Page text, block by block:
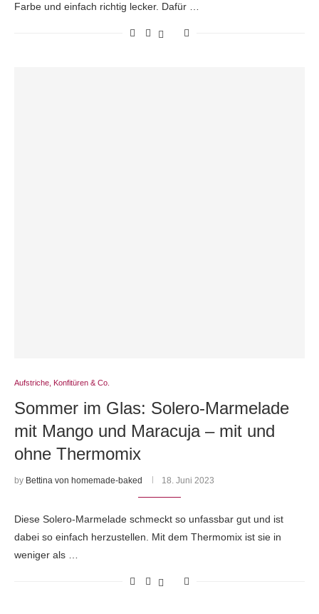
Farbe und einfach richtig lecker. Dafür …
Aufstriche, Konfitüren & Co.
Sommer im Glas: Solero-Marmelade
mit Mango und Maracuja – mit und
ohne Thermomix
by Bettina von homemade-baked 18. Juni 2023
Diese Solero-Marmelade schmeckt so unfassbar gut und ist
dabei so einfach herzustellen. Mit dem Thermomix ist sie in
weniger als …